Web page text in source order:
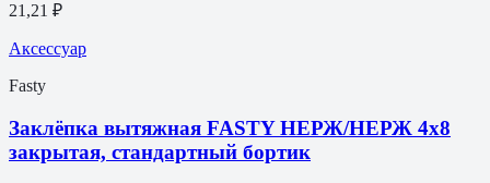
21,21 ₽
Аксессуар
Fasty
Заклёпка вытяжная FASTY НЕРЖ/НЕРЖ 4х8
закрытая, стандартный бортик